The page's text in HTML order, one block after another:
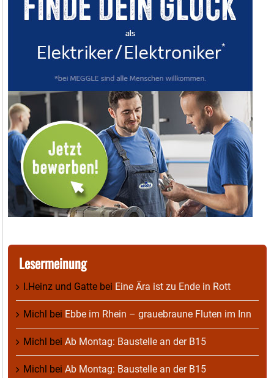
Lesermeinung
I.Heinz und Gatte bei Eine Ära ist zu Ende in Rott
Michl bei Ebbe im Rhein – grauebraune Fluten im Inn
Michl bei Ab Montag: Baustelle an der B15
Michl bei Ab Montag: Baustelle an der B15